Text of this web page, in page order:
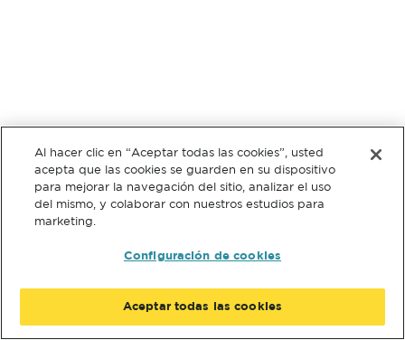
Al hacer clic en “Aceptar todas las cookies”, usted
acepta que las cookies se guarden en su dispositivo
para mejorar la navegación del sitio, analizar el uso
del mismo, y colaborar con nuestros estudios para
marketing.
Configuración de cookies
Aceptar todas las cookies